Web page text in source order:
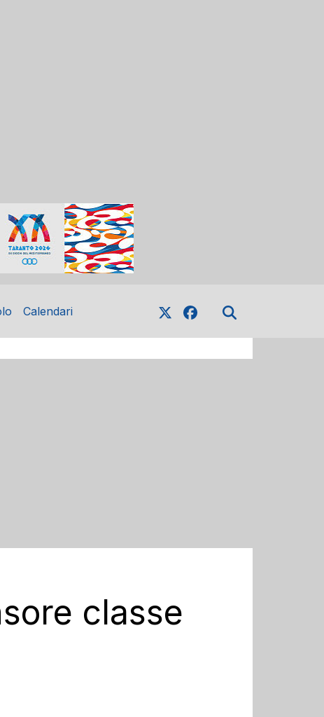
Calendari
classe